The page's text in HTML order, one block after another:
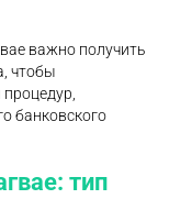
важно получить
чтобы
банковского
тип